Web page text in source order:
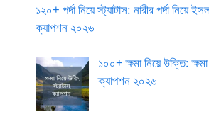
১২০+ পর্দা নিয়ে স্ট্যাটাস: নারীর পর্দা নিয়ে
ক্যাপশন ২০২৬
১০০+ ক্ষমা নিয়ে উক্তি: ক্ষমা
ক্যাপশন ২০২৬